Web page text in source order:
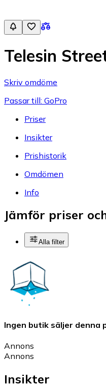
Telesin
Skriv omdöme
Passar till: GoPro
Priser
Insikter
Prishistorik
Omdömen
Info
Jämför priser
Alla filter
Ingen butik säljer denna
Annons
Annons
Insikter